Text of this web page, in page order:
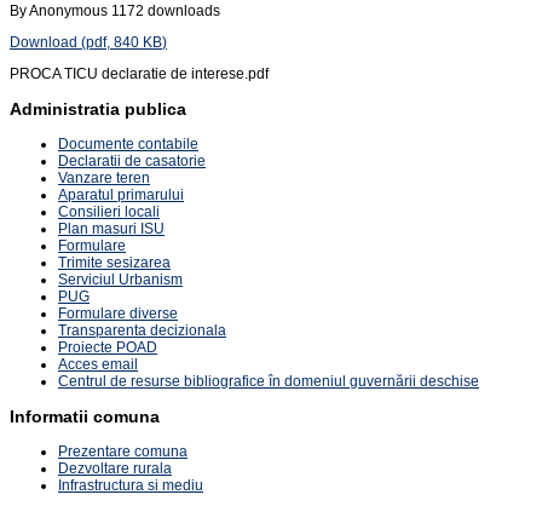
ByAnonymous 1172 downloads
Download (pdf, 840 KB)
PROCA TICU declaratie de interese.pdf
Administratia publica
Documente contabile
Declaratii de casatorie
Vanzare teren
Aparatul primarului
Consilieri locali
Plan masuri ISU
Formulare
Trimite sesizarea
Serviciul Urbanism
PUG
Formulare diverse
Transparenta decizionala
Proiecte POAD
Acces email
Centrul de resurse bibliografice în domeniul guvernării deschise
Informatii comuna
Prezentare comuna
Dezvoltare rurala
Infrastructura si mediu